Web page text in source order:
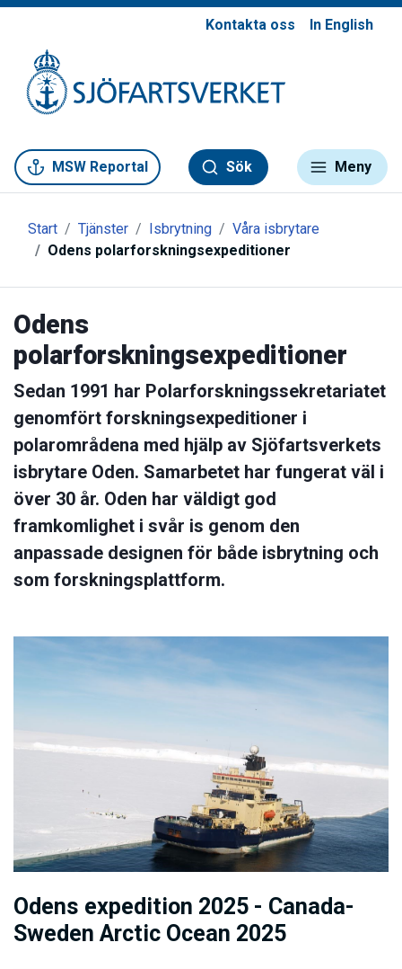
Kontakta oss In English
MSW Reportal Sök Meny
Start Tjänster Isbrytning
Våra isbrytare
Odens polarforskningsexpeditioner
Odens
polarforskningsexpeditioner
Sedan 1991 har Polarforskningssekretariatet
genomfört forskningsexpeditioner i
polarområdena med hjälp av Sjöfartsverkets
isbrytare Oden. Samarbetet har fungerat väl i
över 30 år. Oden har väldigt god
framkomlighet i svår is genom den
anpassade designen för både isbrytning och
som forskningsplattform.
Odens expedition 2025 - Canada-
Sweden Arctic Ocean 2025